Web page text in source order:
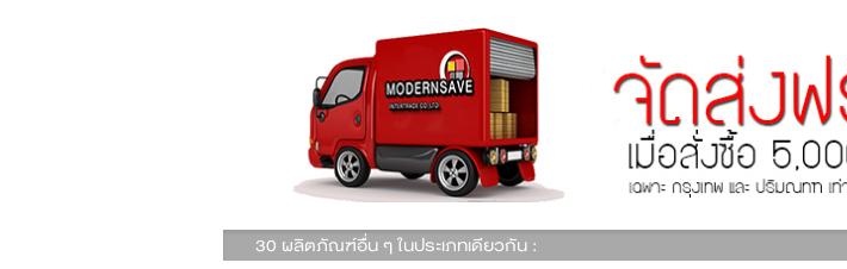
30 ผลิตภัณฑ์อื่น ๆ ในประเภทเดียวกัน :